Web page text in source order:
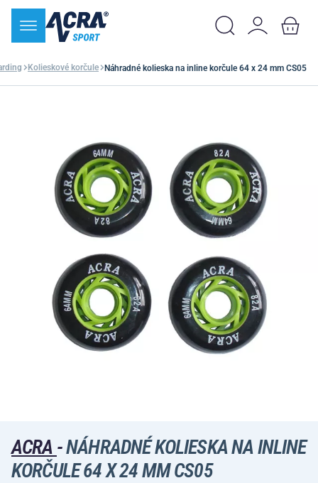
Kolieskové korčule Náhradné kolieska na inline korčule 64 x 24 mm CS05
ACRA -NÁHRADNÉ KOLIESKA NA INLINE
KORČULE 64 X 24 MM CS05